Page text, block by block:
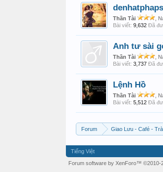
Thần Tài ,
Bài viết: 9,632 Đã
Anh tư sài
Thần Tài
,
Bài viết: 3,737 Đã
Lệnh Hồ
Thần Tài
,
Bài viết: 5,512 Đã
Forum Giao Lưu - Café -
Tiếng Việt
Forum software by XenForo™ ©2010-